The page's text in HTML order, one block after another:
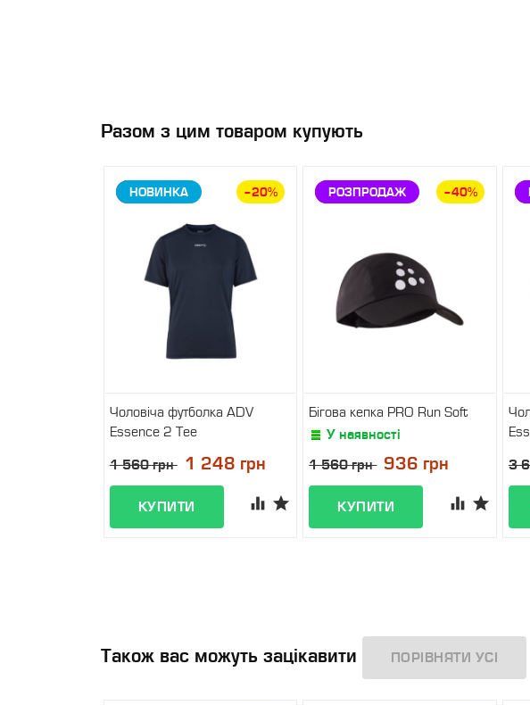
Разом з цим товаром купують
ЗНИЖКА –20%
НОВИНКА
Чоловіча футболка ADV
Essence 2 Tee
У наявності
1 560 грн 1 248 грн
ЗНИЖКА –40%
РОЗПРОДАЖ
Бігова кепка PRO Run Soft
У наявності
1 560 грн 936 грн 3
Також вас можуть зацікавити